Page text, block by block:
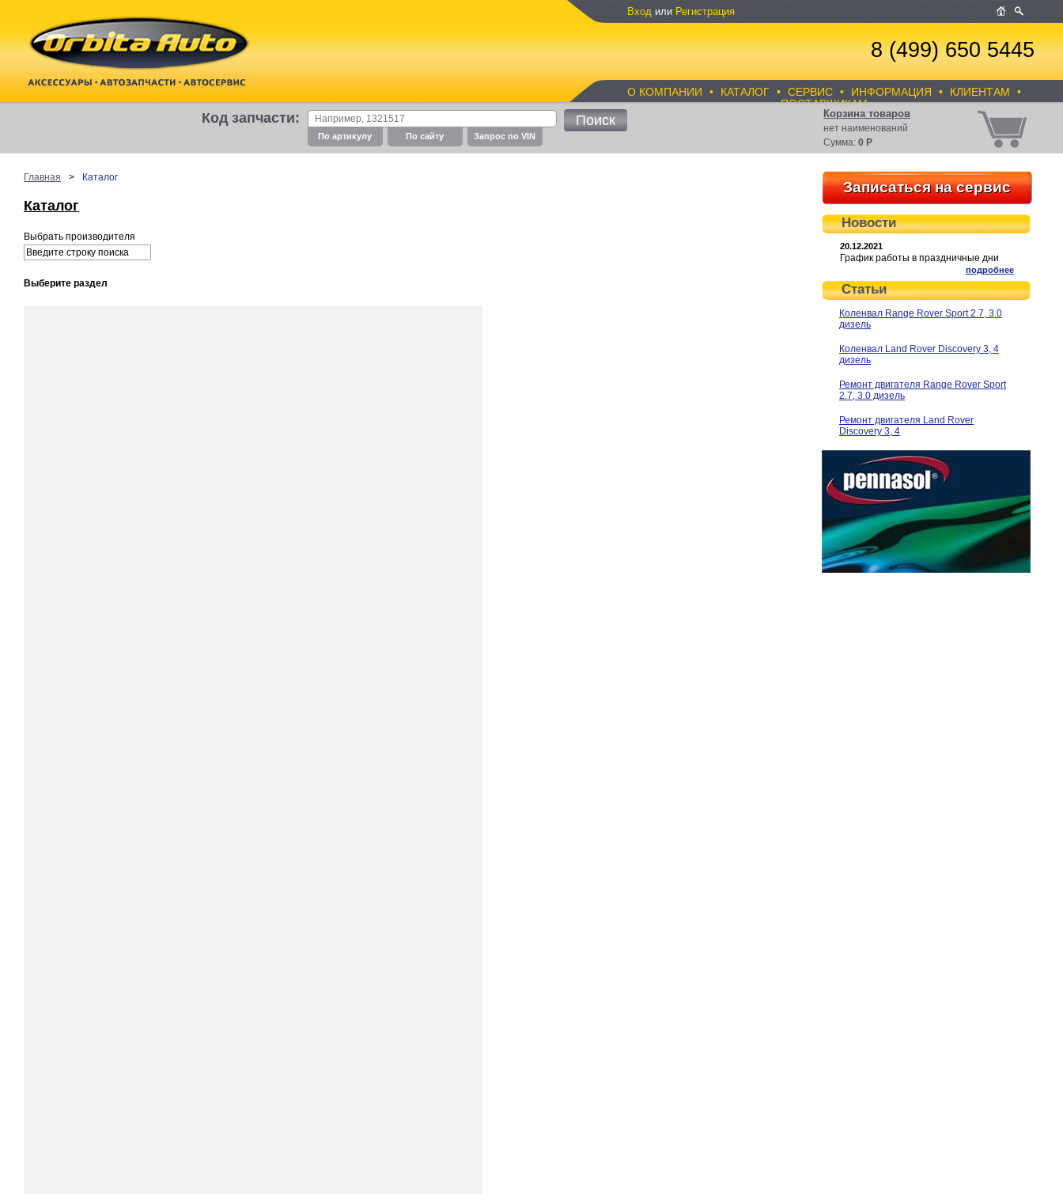
Вход или Регистрация
8 (499) 650 5445
О КОМПАНИИ • КАТАЛОГ • СЕРВИС • ИНФОРМАЦИЯ • КЛИЕНТАМ
•
ПОСТАВЩИКАМ
Корзина товаров
нет наименований
Сумма: 0 Р
Код запчасти:
По артикулу По cайту Запрос по VIN
Главная > Каталог
Каталог
Выбрать производителя
Выберите раздел
Записаться на сервис
Новости
20.12.2021
График работы в праздничные дни
подробнее
Статьи
Коленвал Range Rover Sport 2.7, 3.0
дизель
Коленвал Land Rover Discovery 3, 4
дизель
Ремонт двигателя Range Rover Sport
2.7, 3.0 дизель
Ремонт двигателя Land Rover
Discovery 3, 4